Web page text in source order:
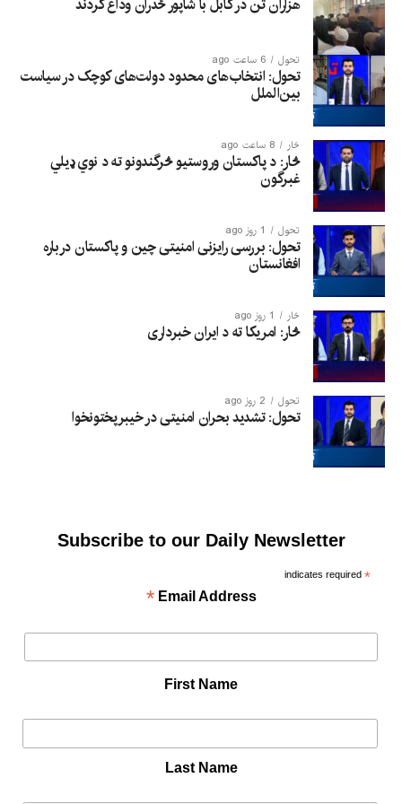
هزاران تن در کابل با شاپور ځدران وداع کردند
تحول 6 ساعت ago
تحول: انتخاب‌های محدود دولت‌های کوچک در سیاست
بین‌الملل
څار 8 ساعت ago
څار: د پاکستان وروستیو څرگندونو ته د نوي ډیلي
غبرگون
تحول 1 روز ago
تحول: بررسی رایزنی امنیتی چین و پاکستان درباره
افغانستان
څار 1 روز ago
څار: امریکا ته د ایران خبرداری
تحول 2 روز ago
تحول: تشدید بحران امنیتی در خیبرپختونخوا
Subscribe to our Daily Newsletter
*
indicates required
Email Address
*
First Name
Last Name